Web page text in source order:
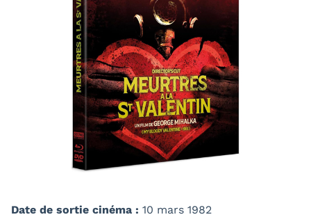
Date de sortie cinéma : 10 mars 1982